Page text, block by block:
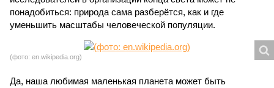
понадобиться: природа сама разберётся, как и где
уменьшить масштабы человеческой популяции.
(фото: en.wikipedia.org)
Да, наша любимая маленькая планета может быть